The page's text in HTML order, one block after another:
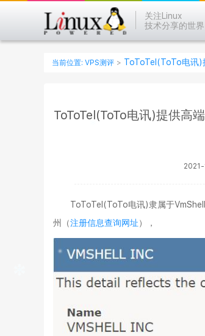
关注Linux
技术分享的世界
当前位置: VPS测评 > ToToTel(ToTo电讯)
ToToTel(ToTo电讯)提供高
ToToTel(ToTo电讯)隶属于
州（注册信息查询网址），